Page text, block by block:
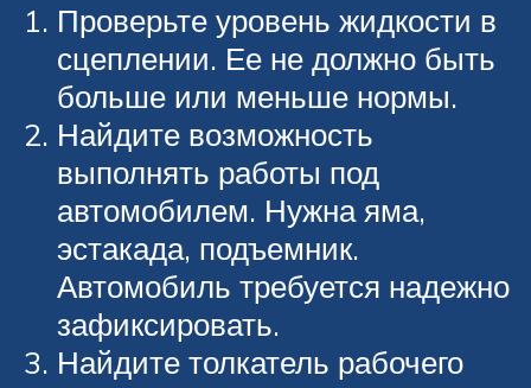
Проверьте уровень жидкости в
сцеплении. Ее не должно быть
больше или меньше нормы.
Найдите возможность
выполнять работы под
автомобилем. Нужна яма,
эстакада, подъемник.
Автомобиль требуется надежно
зафиксировать.
Найдите толкатель рабочего